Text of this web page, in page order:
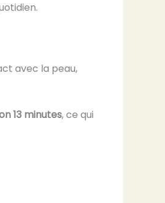
avec la peau,
13 minutes, ce qui